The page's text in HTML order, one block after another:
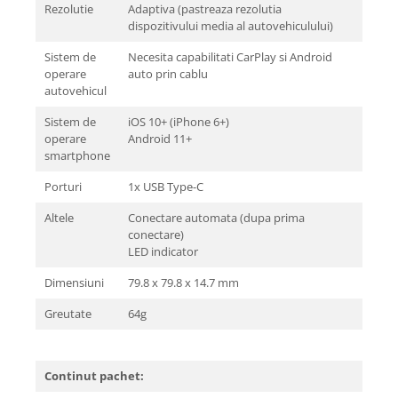
Rezolutie
Adaptiva (pastreaza rezolutia
dispozitivului media al autovehiculului)
Sistem de
operare
autovehicul
Necesita capabilitati CarPlay si Android
auto prin cablu
Sistem de
operare
smartphone
iOS 10+ (iPhone 6+)
Android 11+
Porturi
1x USB Type-C
Altele
Conectare automata (dupa prima
conectare)
LED indicator
Dimensiuni
79.8 x 79.8 x 14.7 mm
Greutate
64g
Continut pachet: